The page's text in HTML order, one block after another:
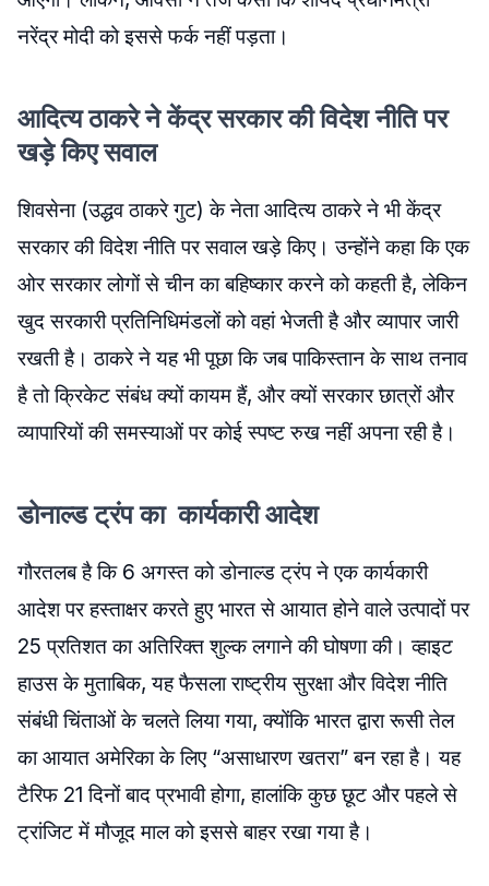
नरेंद्र मोदी को इससे फर्क नहीं पड़ता।
आदित्य ठाकरे ने केंद्र सरकार की विदेश नीति पर
खड़े किए सवाल
शिवसेना (उद्धव ठाकरे गुट) के नेता आदित्य ठाकरे ने भी केंद्र
सरकार की विदेश नीति पर सवाल खड़े किए। उन्होंने कहा कि एक
ओर सरकार लोगों से चीन का बहिष्कार करने को कहती है, लेकिन
खुद सरकारी प्रतिनिधिमंडलों को वहां भेजती है और व्यापार जारी
रखती है। ठाकरे ने यह भी पूछा कि जब पाकिस्तान के साथ तनाव
है तो क्रिकेट संबंध क्यों कायम हैं, और क्यों सरकार छात्रों और
व्यापारियों की समस्याओं पर कोई स्पष्ट रुख नहीं अपना रही है।
डोनाल्ड ट्रंप का कार्यकारी आदेश
गौरतलब है कि 6 अगस्त को डोनाल्ड ट्रंप ने एक कार्यकारी
आदेश पर हस्ताक्षर करते हुए भारत से आयात होने वाले उत्पादों पर
25 प्रतिशत का अतिरिक्त शुल्क लगाने की घोषणा की। व्हाइट
हाउस के मुताबिक, यह फैसला राष्ट्रीय सुरक्षा और विदेश नीति
संबंधी चिंताओं के चलते लिया गया, क्योंकि भारत द्वारा रूसी तेल
का आयात अमेरिका के लिए “असाधारण खतरा” बन रहा है। यह
टैरिफ 21 दिनों बाद प्रभावी होगा, हालांकि कुछ छूट और पहले से
ट्रांजिट में मौजूद माल को इससे बाहर रखा गया है।